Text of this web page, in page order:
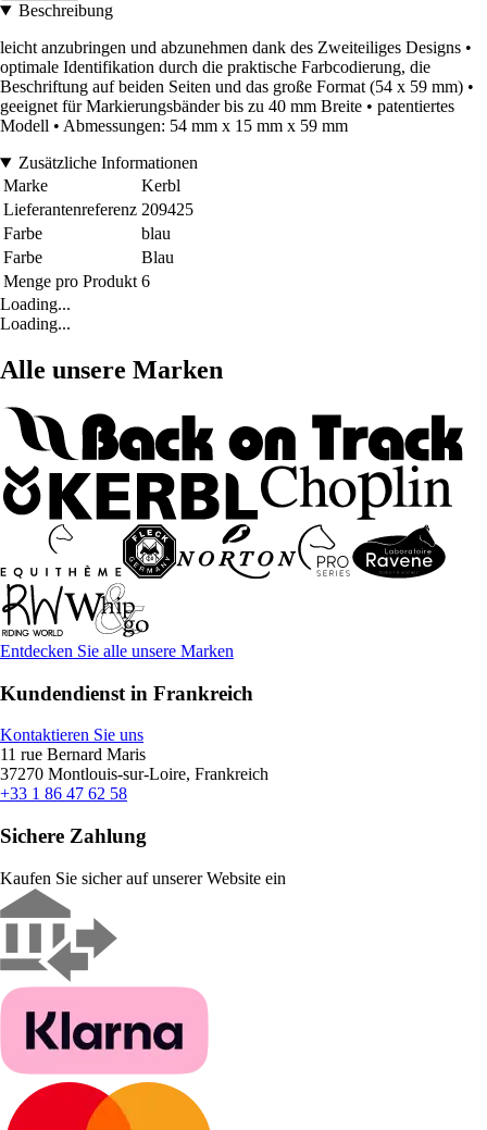
Beschreibung
leicht anzubringen und abzunehmen dank des Zweiteiliges Designs •
optimale Identifikation durch die praktische Farbcodierung, die
Beschriftung auf beiden Seiten und das große Format (54 x 59 mm) •
geeignet für Markierungsbänder bis zu 40 mm Breite • patentiertes
Modell • Abmessungen: 54 mm x 15 mm x 59 mm
Zusätzliche Informationen
Marke
Kerbl
Lieferantenreferenz 209425
Farbe
blau
Farbe
Blau
Menge pro Produkt 6
Loading...
Loading...
Alle unsere Marken
Entdecken Sie alle unsere Marken
Kundendienst in Frankreich
Kontaktieren Sie uns
11 rue Bernard Maris
37270 Montlouis-sur-Loire, Frankreich
+33 1 86 47 62 58
Sichere Zahlung
Kaufen Sie sicher auf unserer Website ein